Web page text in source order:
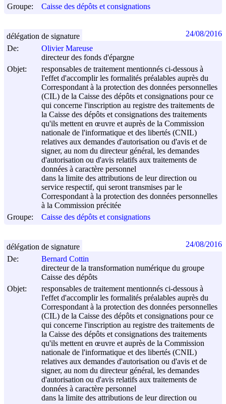
Groupe:
Caisse des dépôts et consignations
De:
Olivier Mareuse
directeur des fonds d'épargne
Objet:
responsables de traitement mentionnés ci-dessous à
l'effet d'accomplir les formalités préalables auprès du
Correspondant à la protection des données personnelles
(CIL) de la Caisse des dépôts et consignations pour ce
qui concerne l'inscription au registre des traitements de
la Caisse des dépôts et consignations des traitements
qu'ils mettent en œuvre et auprès de la Commission
nationale de l'informatique et des libertés (CNIL)
relatives aux demandes d'autorisation ou d'avis et de
signer, au nom du directeur général, les demandes
d'autorisation ou d'avis relatifs aux traitements de
données à caractère personnel
dans la limite des attributions de leur direction ou
service respectif, qui seront transmises par le
Correspondant à la protection des données personnelles
à la Commission précitée
Groupe:
Caisse des dépôts et consignations
délégation de signature 24/08/2016
De:
Bernard Cottin
directeur de la transformation numérique du groupe
Caisse des dépôts
Objet:
responsables de traitement mentionnés ci-dessous à
l'effet d'accomplir les formalités préalables auprès du
Correspondant à la protection des données personnelles
(CIL) de la Caisse des dépôts et consignations pour ce
qui concerne l'inscription au registre des traitements de
la Caisse des dépôts et consignations des traitements
qu'ils mettent en œuvre et auprès de la Commission
nationale de l'informatique et des libertés (CNIL)
relatives aux demandes d'autorisation ou d'avis et de
signer, au nom du directeur général, les demandes
d'autorisation ou d'avis relatifs aux traitements de
données à caractère personnel
dans la limite des attributions de leur direction ou
délégation de signature 24/08/2016